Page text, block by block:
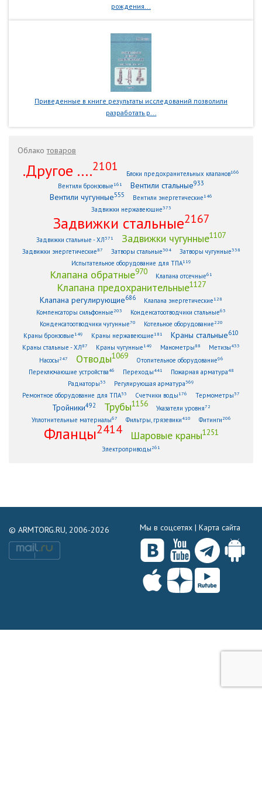
рождения...
Приведенные в книге результаты исследований позволили
разработать р...
Облакотоваров
.Другое ....2101
Блоки предохранительных клапанов166
Вентили бронзовые161 Вентили стальные933
Вентили чугунные555 Вентили энергетические146
Задвижки нержавеющие373
Задвижки стальные2167
Задвижки стальные - ХЛ371 Задвижки чугунные1107
Задвижки энергетические87 Затворы стальные304 Затворы чугунные338
Испытательное оборудование для ТПА119
Клапана обратные970 Клапана отсечные61
Клапана предохранительные1127
Клапана регулирующие686 Клапана энергетические128
Компенсаторы сильфонные 203 Конденсатоотводчики стальные63
Конденсатоотводчики чугунные70 Котельное оборудование 220
Краны бронзовые149 Краны нержавеющие181 Краны стальные610
Краны стальные - ХЛ87 Краны чугунные149 Манометры88 Метизы433
Насосы 247 Отводы1069 Отопительное оборудование96
Переключающие устройства46 Переходы441 Пожарная арматура48
Радиаторы33 Регулирующая арматура369
Ремонтное оборудование для ТПА53 Счетчики воды176 Термометры 57
Тройники492 Трубы1156 Указатели уровня72
Уплотнительные материалы67 Фильтры, грязевики410 Фитинги 206
Фланцы2414 Шаровые краны1251
Электроприводы 261
© ARMTORG.RU, 2006-2026 Мы в соцсетях | Карта сайта